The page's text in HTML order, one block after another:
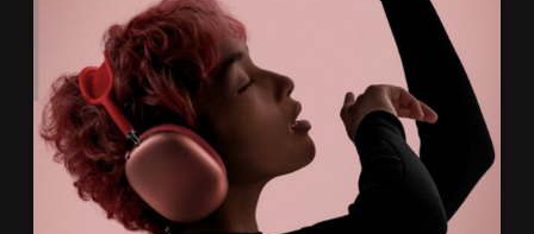
پادکست
ورود/
ثبت نام